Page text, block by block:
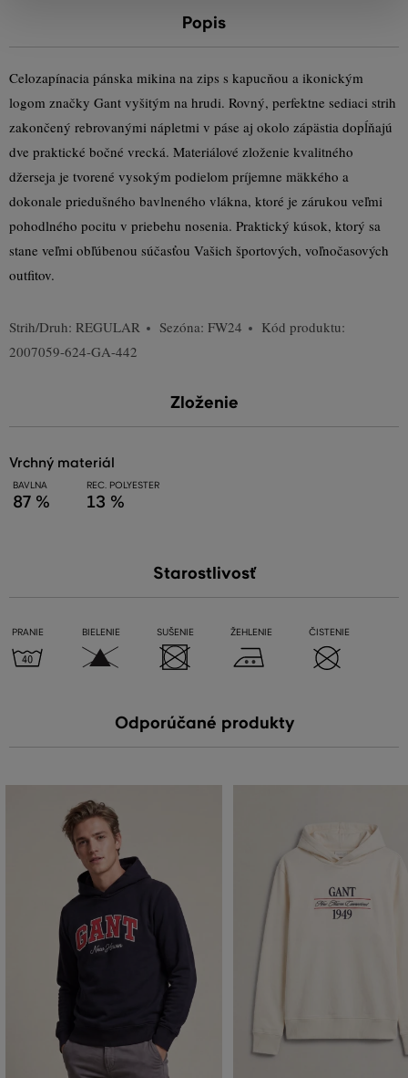
Popis
Celozapínacia pánska mikina na zips s kapucňou a ikonickým
logom značky Gant vyšitým na hrudi. Rovný, perfektne sediaci strih
zakončený rebrovanými nápletmi v páse aj okolo zápästia dopĺňajú
dve praktické bočné vrecká. Materiálové zloženie kvalitného
džerseja je tvorené vysokým podielom príjemne mäkkého a
dokonale priedušného bavlneného vlákna, ktoré je zárukou veľmi
pohodlného pocitu v priebehu nosenia. Praktický kúsok, ktorý sa
stane veľmi obľúbenou súčasťou Vašich športových, voľnočasových
outfitov.
Strih/Druh: REGULAR Sezóna: FW24
Kód produktu:
2007059-624-GA-442
Zloženie
vrchný materiál
BAVLNA
87 %
REC. POLYESTER
13 %
Starostlivosť
PRANIE BIELENIE SUŠENIE ŽEHLENIE ČISTENIE
Odporúčané produkty